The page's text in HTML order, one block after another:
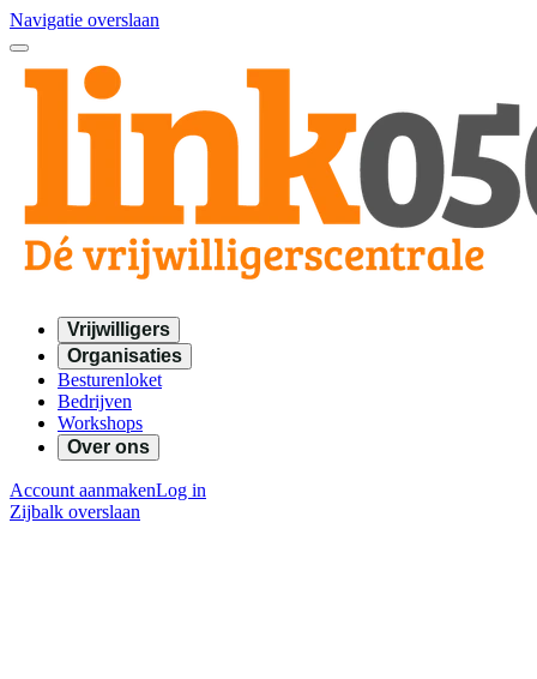
Navigatie overslaan
Vrijwilligers
Organisaties
Besturenloket
Bedrijven
Workshops
Over ons
Account aanmakenLog in
Zijbalk overslaan